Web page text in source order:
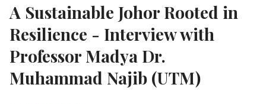
A Sustainable Johor Rooted in
Resilience - Interview with
Professor Madya Dr.
Muhammad Najib (UTM)